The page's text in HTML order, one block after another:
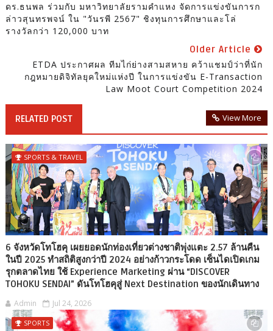
ดร.ธนพล ร่วมกับ มหาวิทยาลัยรามคำแหง จัดการแข่งขันการก
ล่าวสุนทรพจน์ ใน "วันรพี 2567" ชิงทุนการศึกษาและโล่
รางวัลกว่า 120,000 บาท
Older Article
ETDA ประกาศผล ทีมไก่ย่างสามสหาย คว้าแชมป์ว่าที่นัก
กฎหมายดิจิทัลยุคใหม่แห่งปี ในการแข่งขัน E-Transaction
Law Moot Court Competition 2024
RELATED POST View More
SPORTS & TRAVEL
6 จังหวัดโทโฮคุ เผยยอดนักท่องเที่ยวต่างชาติพุ่งแตะ 2.57 ล้านคืน
ในปี 2025 ทำสถิติสูงกว่าปี 2024 อย่างก้าวกระโดด เซ็นไดเปิดเกม
รุกตลาดไทย ใช้ Experience Marketing ผ่าน “DISCOVER
TOHOKU SENDAI” ดันโทโฮคุสู่ Next Destination ของนักเดินทาง
Admin Jul 24, 2026
SPORTS